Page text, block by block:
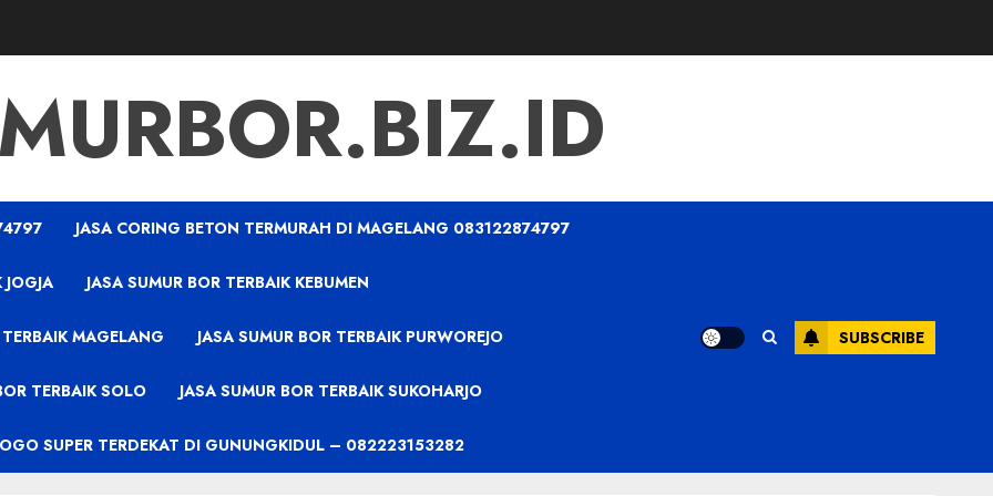
JASA CORING BETON TERMURAH DI MAGELANG 083122874797
JOGJA JASA SUMUR BOR TERBAIK KEBUMEN
MAGELANG JASA SUMUR BOR TERBAIK PURWOREJO
TERBAIK SOLO JASA SUMUR BOR TERBAIK SUKOHARJO
SUPER TERDEKAT DI GUNUNGKIDUL – 082223153282
SUBSCRIBE